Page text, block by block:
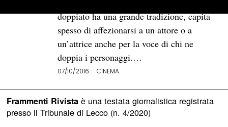
doppiato ha una grande tradizione, capita
spesso di affezionarsi a un attore o a
un’attrice anche per la voce di chi ne
doppia i personaggi.…
07/10/2016 CINEMA
Frammenti Rivistaè una testata giornalistica registrata
presso il Tribunale di Lecco (n. 4/2020)